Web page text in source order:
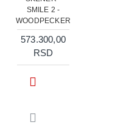
SMILE 2 -
WOODPECKER
573.300,00
RSD